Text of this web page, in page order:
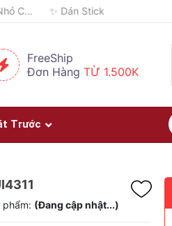
🎨 Một Bức Tranh – Góc Nhỏ Chứa Đầy Cảm Xúc ✨
FreeShip
Đơn Hàng TỪ 1.500K
Trước
phẩm: (Đang cập nhật...)